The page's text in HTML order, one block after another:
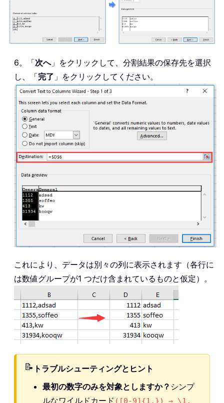
6。「次へ」をクリックして、分割結果の保存先を選択
し、「完了 」をクリックしてください。
これにより、データは別々の列に表示されます（各行に
は数値グループが1 つだけ含まれているものと仮定）。
📝 トラブルシューティングとヒント
最初の数字のみを対象としますか？ シンプ
ルなワイルドカード ([0-9]{1,}) → \1,